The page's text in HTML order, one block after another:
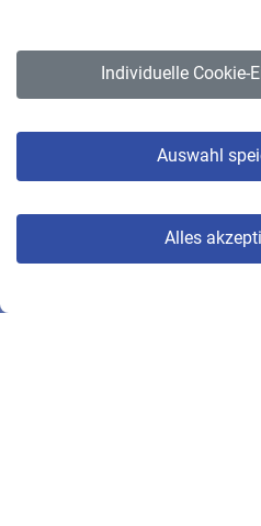
Individuelle Cookie-
Auswahl
Alles
Erklärung zur Barrierefreiheit
© VBL 2026